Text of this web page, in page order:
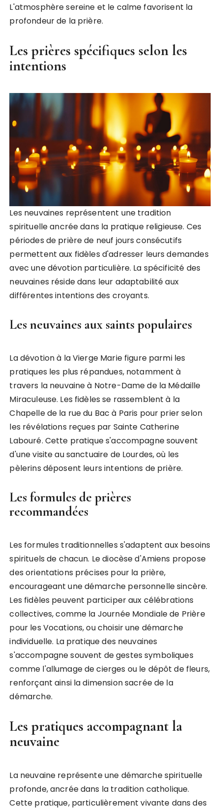
L'atmosphère sereine et le calme favorisent la
profondeur de la prière.
Les prières spécifiques selon les
intentions
Les neuvaines représentent une tradition
spirituelle ancrée dans la pratique religieuse. Ces
périodes de prière de neuf jours consécutifs
permettent aux fidèles d'adresser leurs demandes
avec une dévotion particulière. La spécificité des
neuvaines réside dans leur adaptabilité aux
différentes intentions des croyants.
Les neuvaines aux saints populaires
La dévotion à la Vierge Marie figure parmi les
pratiques les plus répandues, notamment à
travers la neuvaine à Notre-Dame de la Médaille
Miraculeuse. Les fidèles se rassemblent à la
Chapelle de la rue du Bac à Paris pour prier selon
les révélations reçues par Sainte Catherine
Labouré. Cette pratique s'accompagne souvent
d'une visite au sanctuaire de Lourdes, où les
pèlerins déposent leurs intentions de prière.
Les formules de prières
recommandées
Les formules traditionnelles s'adaptent aux besoins
spirituels de chacun. Le diocèse d'Amiens propose
des orientations précises pour la prière,
encourageant une démarche personnelle sincère.
Les fidèles peuvent participer aux célébrations
collectives, comme la Journée Mondiale de Prière
pour les Vocations, ou choisir une démarche
individuelle. La pratique des neuvaines
s'accompagne souvent de gestes symboliques
comme l'allumage de cierges ou le dépôt de fleurs,
renforçant ainsi la dimension sacrée de la
démarche.
Les pratiques accompagnant la
neuvaine
La neuvaine représente une démarche spirituelle
profonde, ancrée dans la tradition catholique.
Cette pratique, particulièrement vivante dans des